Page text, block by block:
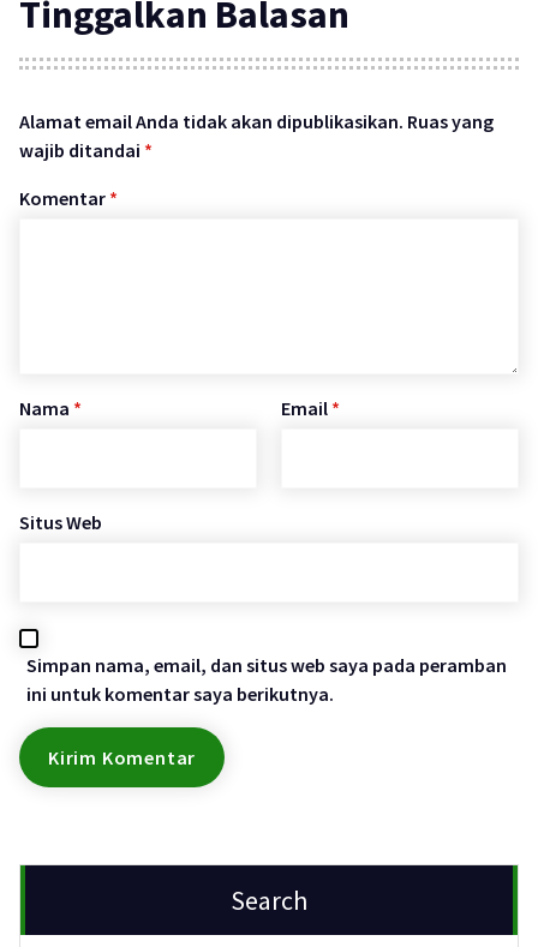
Tinggalkan Balasan
Alamat email Anda tidak akan dipublikasikan. Ruas yang
wajib ditandai *
Komentar *
Nama * Email *
Situs Web
Simpan nama, email, dan situs web saya pada peramban
ini untuk komentar saya berikutnya.
Search